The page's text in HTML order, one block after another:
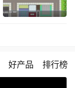
好产品 排行榜